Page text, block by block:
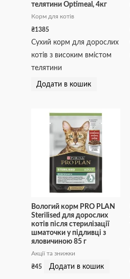
телятини Optimeal, 4кг
Корм для котів
₴1385
Сухий корм для дорослих
котів з високим вмістом
телятини
Додати в кошик
Вологий корм PRO PLAN
Sterilised для дорослих
котів після стерилізації
шматочки у підливці з
яловичиною 85 г
Акції та знижки
₴45 Додати в кошик